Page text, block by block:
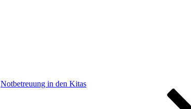
Notbetreuung in den Kitas